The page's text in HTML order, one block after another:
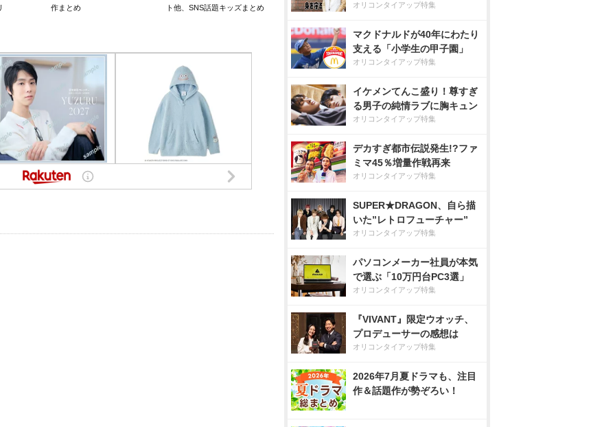
作まとめ
ト他、SNS話題キッズまとめ
オリコンタイアップ特集
マクドナルドが40年にわたり
支える「小学生の甲子園」
オリコンタイアップ特集
イケメンてんこ盛り！尊すぎ
る男子の純情ラブに胸キュン
オリコンタイアップ特集
デカすぎ都市伝説発生!?ファ
ミマ45％増量作戦再来
オリコンタイアップ特集
SUPER★DRAGON、自ら描
いた”レトロフューチャー”
オリコンタイアップ特集
パソコンメーカー社員が本気
で選ぶ「10万円台PC3選」
オリコンタイアップ特集
『VIVANT』限定ウオッチ、
プロデューサーの感想は
オリコンタイアップ特集
2026年7月夏ドラマも、注目
作＆話題作が勢ぞろい！